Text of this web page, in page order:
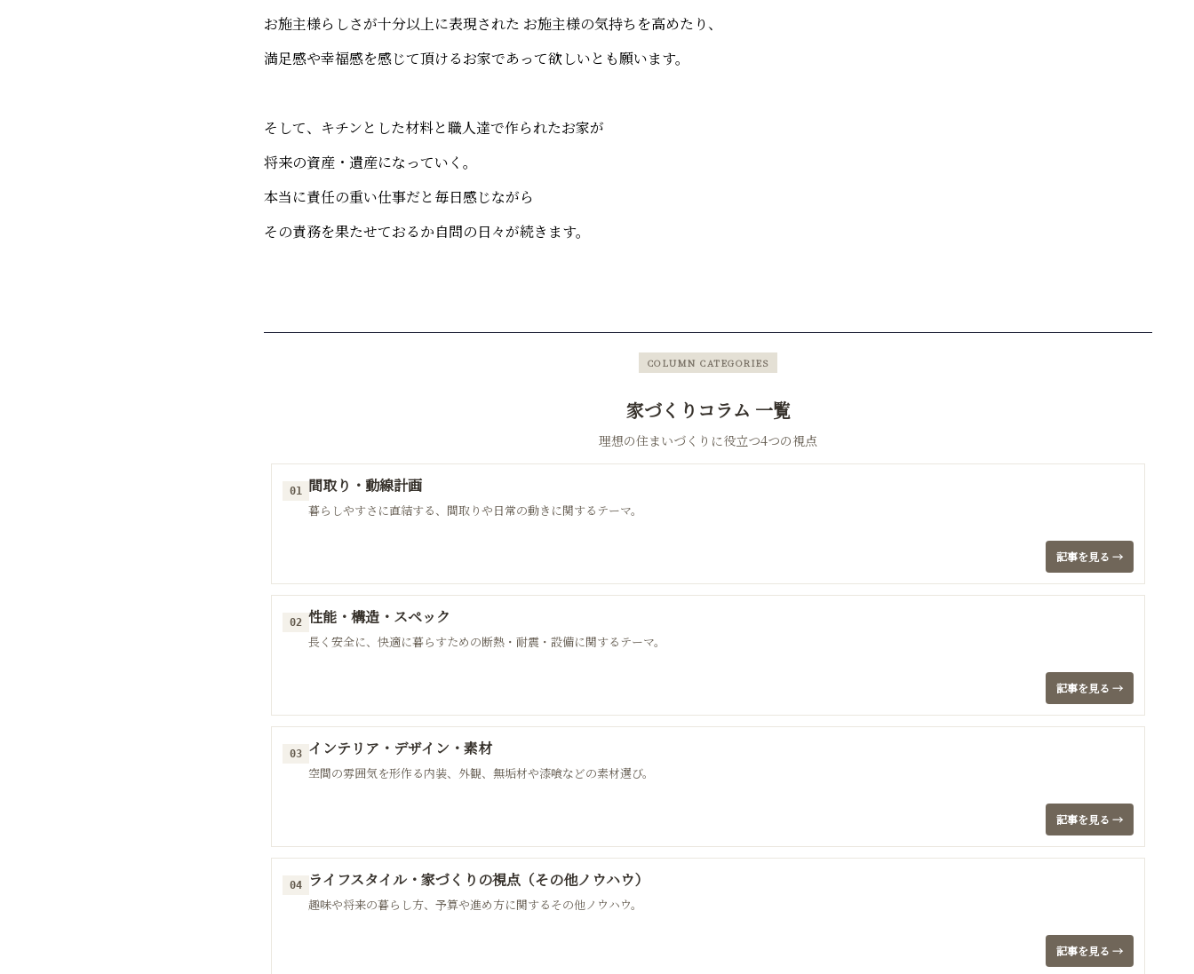
お施主様らしさが十分以上に表現された お施主様の気持ちを高めたり、
満足感や幸福感を感じて頂けるお家であって欲しいとも願います。
そして、キチンとした材料と職人達で作られたお家が
将来の資産・遺産になっていく。
本当に責任の重い仕事だと毎日感じながら
その責務を果たせておるか自問の日々が続きます。
COLUMN CATEGORIES
家づくりコラム 一覧
理想の住まいづくりに役立つ4つの視点
01 間取り・動線計画
暮らしやすさに直結する、間取りや日常の動きに関するテーマ。
記事を見る →
02 性能・構造・スペック
長く安全に、快適に暮らすための断熱・耐震・設備に関するテーマ。
記事を見る →
03 インテリア・デザイン・素材
空間の雰囲気を形作る内装、外観、無垢材や漆喰などの素材選び。
記事を見る →
04 ライフスタイル・家づくりの視点（その他ノウハウ）
趣味や将来の暮らし方、予算や進め方に関するその他ノウハウ。
記事を見る →